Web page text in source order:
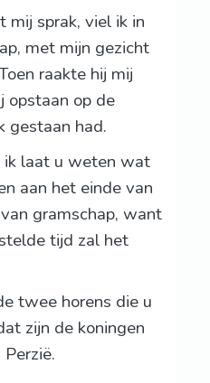
mij sprak, viel ik in
met mijn gezicht
raakte hij mij
opstaan op de
gestaan had.
ik laat u weten wat
aan het einde van
gramschap, want
tijd zal het
twee horens die u
zijn de koningen